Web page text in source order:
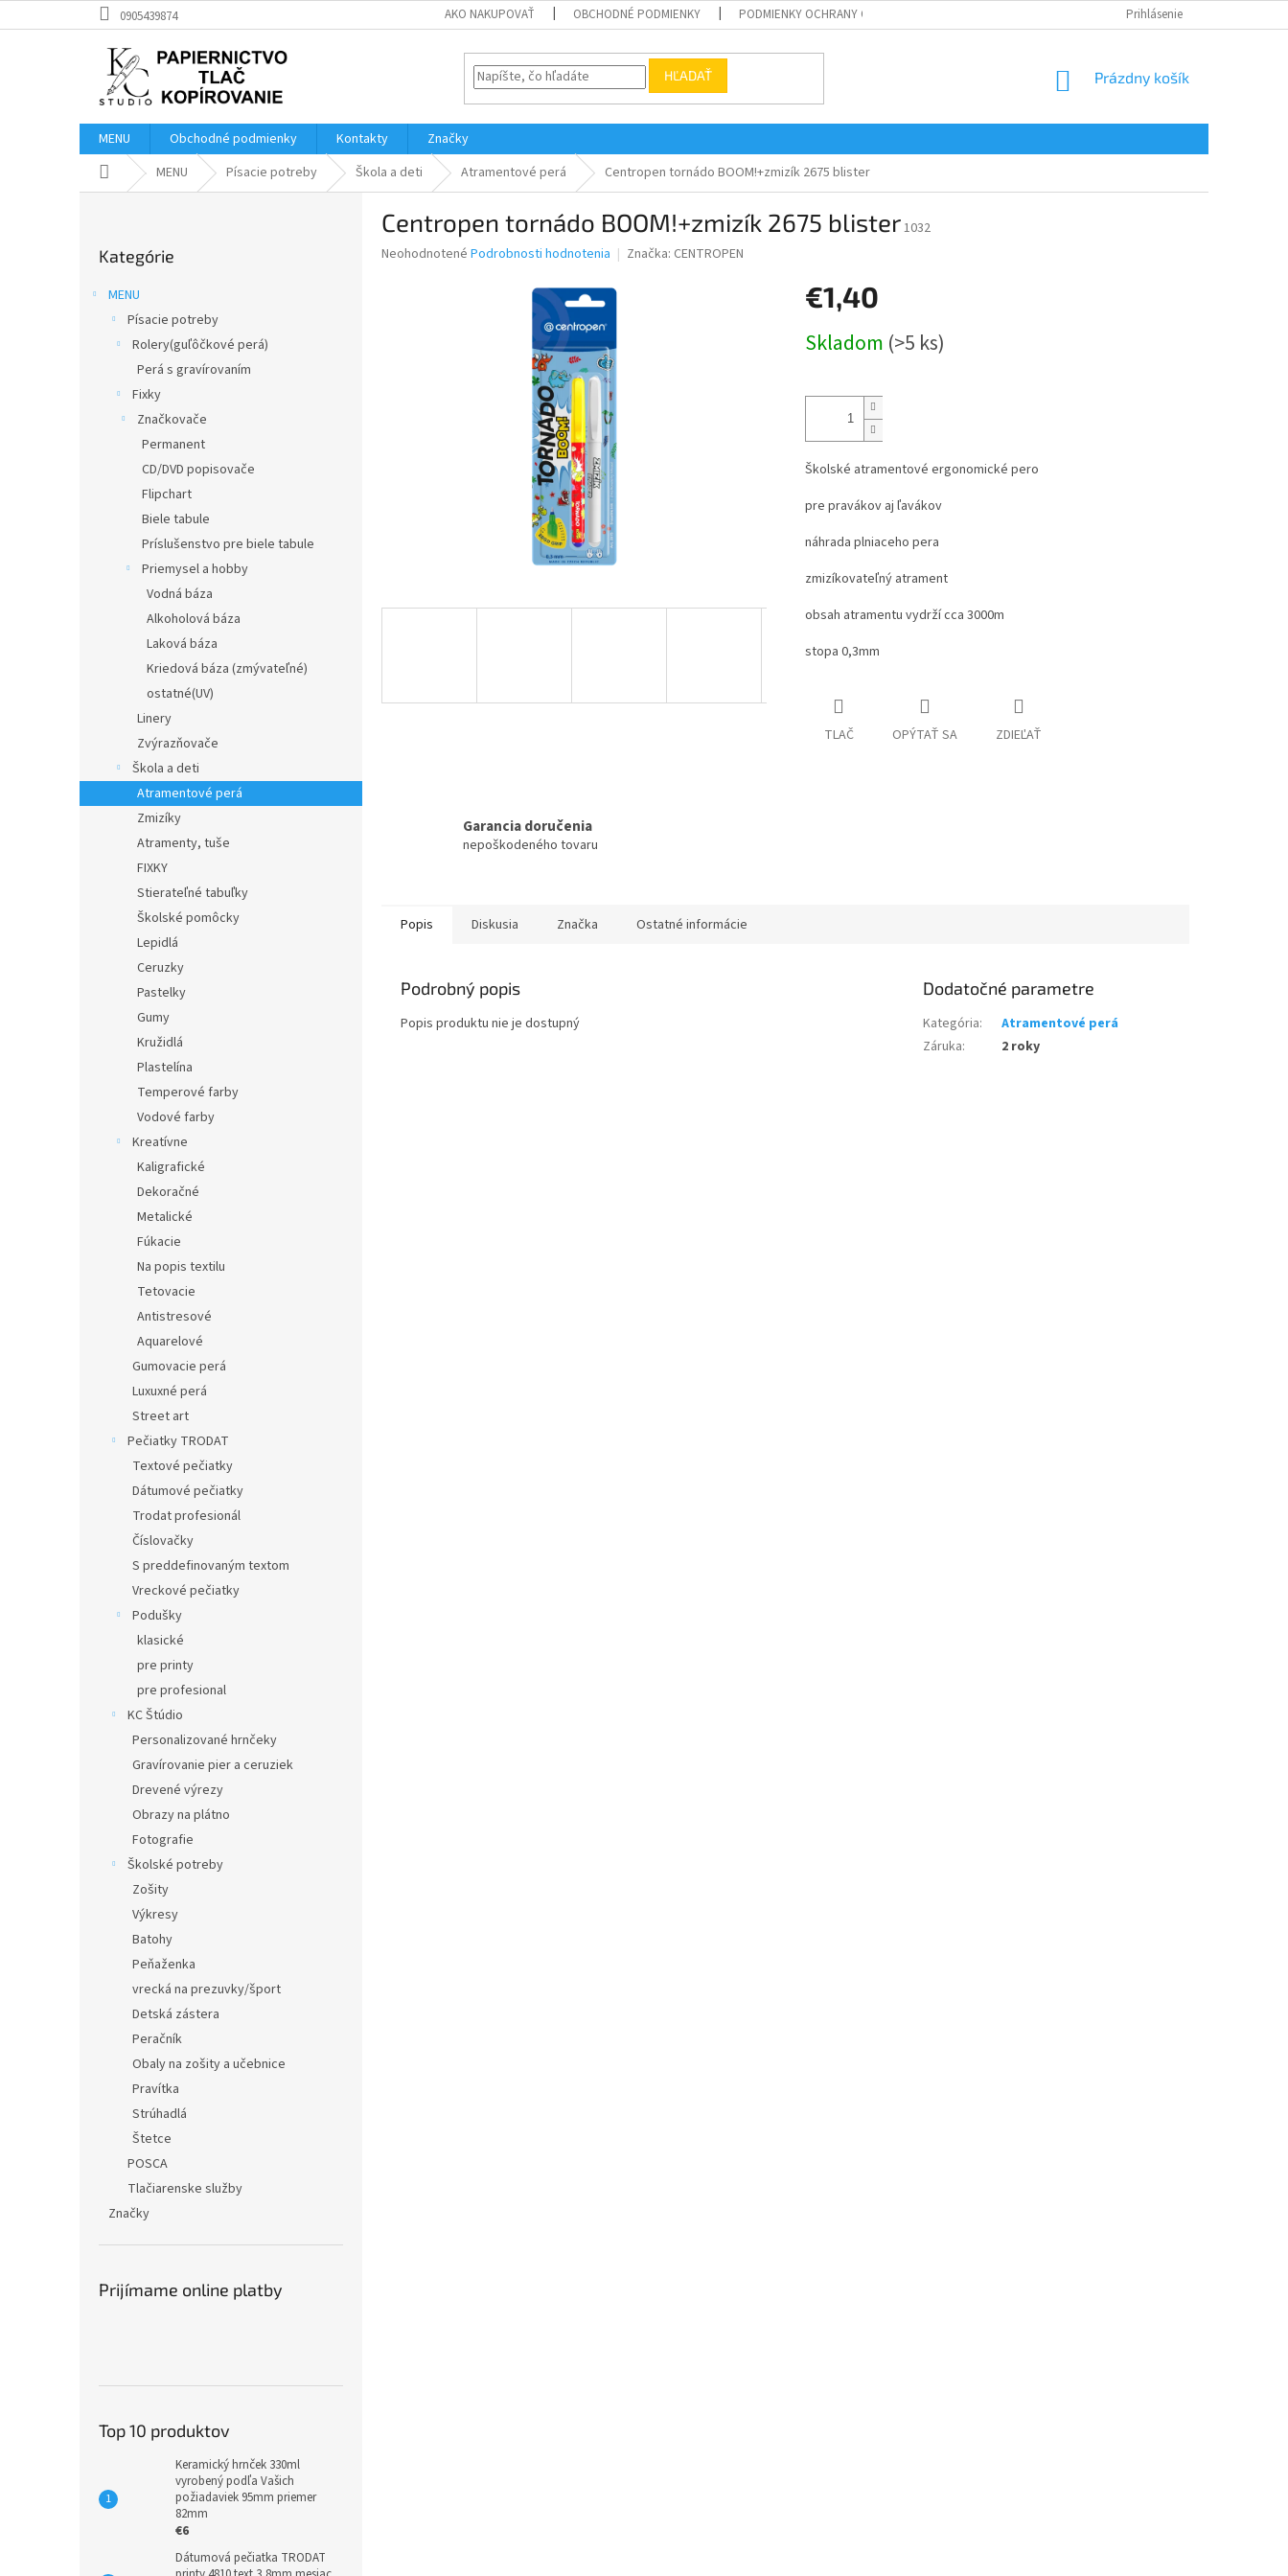
na
0905439874 AKO NAKUPOVAŤ OBCHODNÉ PODMIENKY PODMIENKY OCHRANY OSOBNÝCH ÚDAJOV Prihlásenie
HĽADAŤ
NÁKUPNÝ
Prázdny košík
MENU Obchodné podmienky Kontakty
Značky
DomovMENU Písacie potreby Škola a deti Atramentové perá Centropen tornádo BOOM!+zmizík 2675 blister
kategórie
Kategórie
MENU
Písacie potreby
Rolery(guľôčkové perá)
Perá s gravírovaním
Fixky
Značkovače
Permanent
CD/DVD popisovače
Flipchart
Biele tabule
Príslušenstvo pre biele tabule
Priemysel a hobby
Vodná báza
Alkoholová báza
Laková báza
Kriedová báza (zmývateľné)
ostatné(UV)
Linery
Zvýrazňovače
Škola a deti
Atramentové perá
Zmizíky
Atramenty, tuše
FIXKY
Stierateľné tabuľky
Školské pomôcky
Lepidlá
Ceruzky
Pastelky
Gumy
Kružidlá
Plastelína
Temperové farby
Vodové farby
Kreatívne
Kaligrafické
Dekoračné
Metalické
Fúkacie
Na popis textilu
Tetovacie
Antistresové
Aquarelové
Gumovacie perá
Luxuxné perá
Street art
Pečiatky TRODAT
Textové pečiatky
Dátumové pečiatky
Trodat profesionál
Číslovačky
S preddefinovaným textom
Vreckové pečiatky
Podušky
klasické
pre printy
pre profesional
KC Štúdio
Personalizované hrnčeky
Gravírovanie pier a ceruziek
Drevené výrezy
Obrazy na plátno
Fotografie
Školské potreby
Zošity
Výkresy
Batohy
Peňaženka
vrecká na prezuvky/šport
Detská zástera
Peračník
Obaly na zošity a učebnice
Pravítka
Strúhadlá
Štetce
POSCA
Tlačiarenske služby
Značky
Prijímame online platby
Top 10 produktov
Keramický hrnček 330ml
vyrobený podľa Vašich
požiadaviek 95mm priemer
82mm
€6
Dátumová pečiatka TRODAT
Centropen tornádo BOOM!+zmizík 2675 blister1032
Priemerné
Neohodnotené Podrobnosti hodnotenia Značka: CENTROPEN
€1,40
cena:
Skladom (>5 ks)
Školské atramentové ergonomické pero
pre pravákov aj ľavákov
náhrada plniaceho pera
zmizíkovateľný atrament
obsah atramentu vydrží cca 3000m
stopa 0,3mm
TLAČ OPÝTAŤ SA ZDIEĽAŤ
Garancia doručenia
nepoškodeného tovaru
Popis Diskusia Značka Ostatné informácie
Podrobný popis
Popis produktu nie je dostupný
Dodatočné parametre
Kategória:
Atramentové perá
Záruka: 2 roky